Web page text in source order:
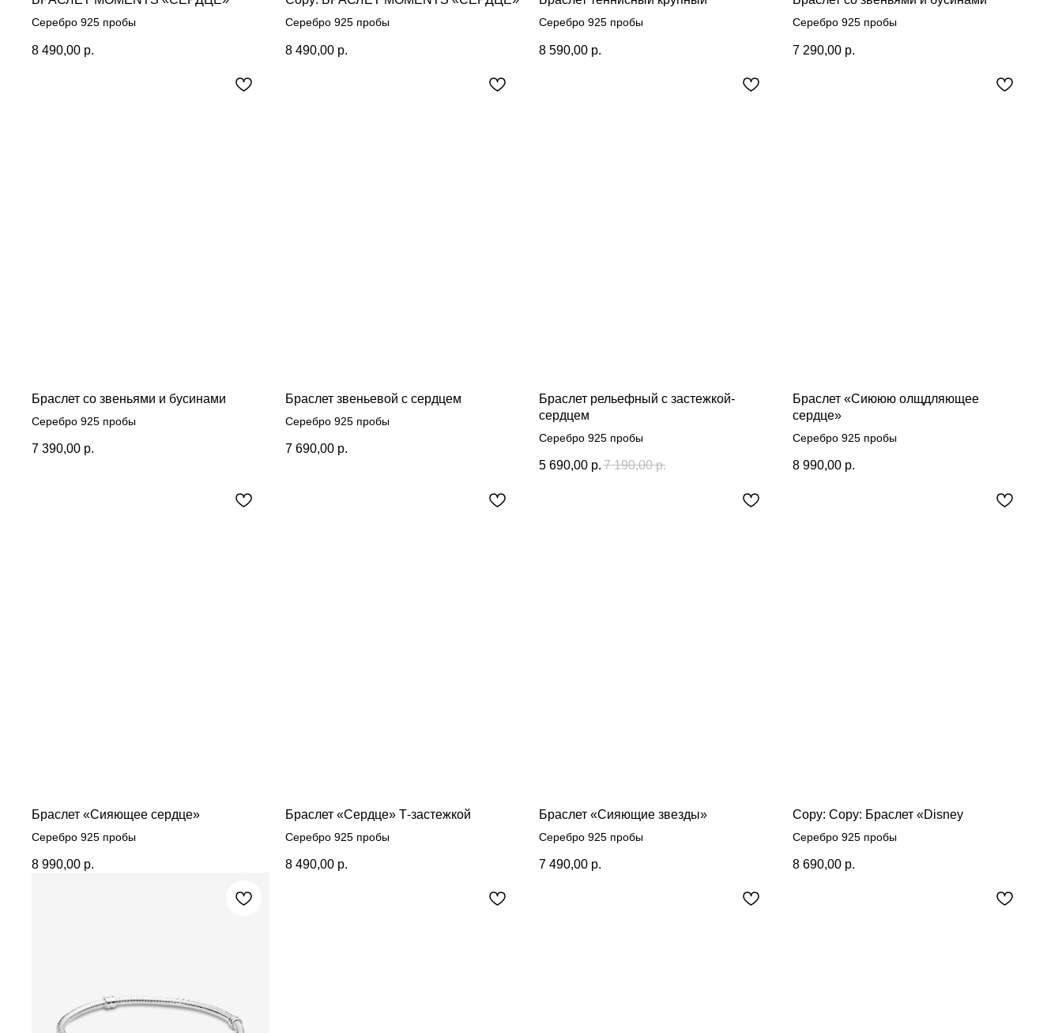
Серебро 925 пробы
8 490,00 р.
Серебро 925 пробы
8 490,00 р.
Серебро 925 пробы
8 590,00 р.
Серебро 925 пробы
7 290,00 р.
Браслет со звеньями и бусинами
Серебро 925 пробы
7 390,00 р.
Браслет звеньевой с сердцем
Серебро 925 пробы
7 690,00 р.
Браслет рельефный с застежкой-
сердцем
Серебро 925 пробы
5 690,00 р. 7 190,00 р.
Браслет «Сиююю олщдляющее
сердце»
Серебро 925 пробы
8 990,00 р.
Браслет «Сияющее сердце»
Серебро 925 пробы
8 990,00 р.
Браслет «Сердце» Т-застежкой
Серебро 925 пробы
8 490,00 р.
Браслет «Сияющие звезды»
Серебро 925 пробы
7 490,00 р.
Copy: Copy: Браслет «Disney
Серебро 925 пробы
8 690,00 р.